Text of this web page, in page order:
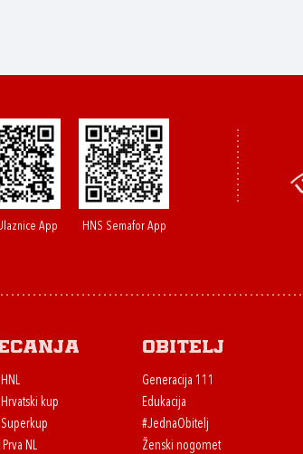
App HNS Semafor App
kup
NL
Obitelj
Generacija 111
Edukacija
#JednaObitelj
Ženski nogomet